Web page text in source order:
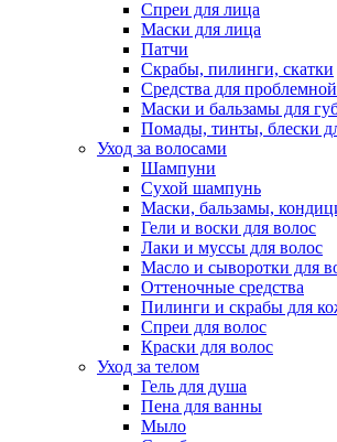
Спреи для лица
Маски для лица
Патчи
Скрабы, пилинги, скатки
Средства для
Маски и бальзамы для
Помады, тинты, блески
Уход за волосами
Шампуни
Сухой шампунь
Маски, бальзамы,
Гели и воски для волос
Лаки и муссы для волос
Масло и сыворотки для
Оттеночные средства
Пилинги и скрабы для
Спреи для волос
Краски для волос
Уход за телом
Гель для душа
Пена для ванны
Мыло